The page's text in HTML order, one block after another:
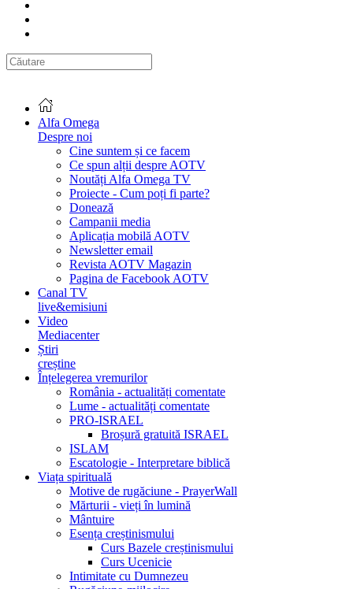
Alfa Omega
Despre noi
Cine suntem și ce facem
Ce spun alții despre AOTV
Noutăți Alfa Omega TV
Proiecte - Cum poți fi parte?
Donează
Campanii media
Aplicația mobilă AOTV
Newsletter email
Revista AOTV Magazin
Pagina de Facebook AOTV
Canal TV
live&emisiuni
Video
Mediacenter
Știri
creștine
Înțelegerea vremurilor
România - actualități comentate
Lume - actualități comentate
PRO-ISRAEL
Broșură gratuită ISRAEL
ISLAM
Escatologie - Interpretare biblică
Viața spirituală
Motive de rugăciune - PrayerWall
Mărturii - vieți în lumină
Mântuire
Esența creștinismului
Curs Bazele creștinismului
Curs Ucenicie
Intimitate cu Dumnezeu